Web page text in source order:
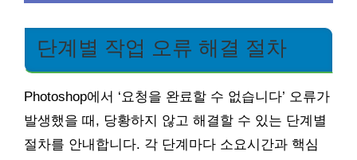
단계별 작업 오류 해결 절차
Photoshop에서 ‘요청을 완료할 수 없습니다’ 오류가
발생했을 때, 당황하지 않고 해결할 수 있는 단계별
절차를 안내합니다. 각 단계마다 소요시간과 핵심